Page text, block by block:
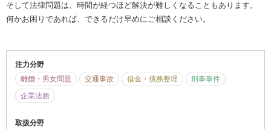
そして法律問題は、時間が経つほど解決が難しくなることもあります。
何かお困りであれば、できるだけ早めにご相談ください。
注力分野
離婚・男女問題
交通事故 借金・債務整理
刑事事件
企業法務
取扱分野